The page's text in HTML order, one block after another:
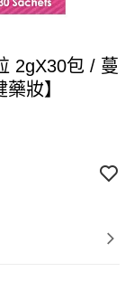
2gX30包 / 蔓
妝】